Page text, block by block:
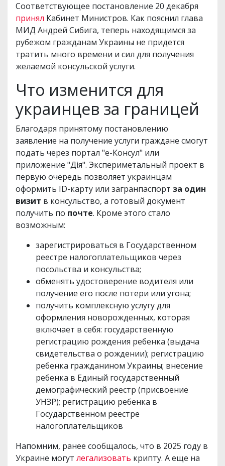
Соответствующее постановление 20 декабря
принял Кабинет Министров. Как пояснил глава
МИД Андрей Сибига, теперь находящимся за
рубежом гражданам Украины не придется
тратить много времени и сил для получения
желаемой консульской услуги.
Что изменится для
украинцев за границей
Благодаря принятому постановлению
заявление на получение услуги граждане смогут
подать через портал "е-Консул" или
приложение "Дія". Экспериметальный проект в
первую очередь позволяет украинцам
оформить ID-карту или загранпаспорт за один
визит в консульство, а готовый документ
получить по почте. Кроме этого стало
возможным:
зарегистрироваться в Государственном
реестре налогоплательщиков через
посольства и консульства;
обменять удостоверение водителя или
получение его после потери или угона;
получить комплексную услугу для
оформления новорожденных, которая
включает в себя: государственную
регистрацию рождения ребенка (выдача
свидетельства о рождении); регистрацию
ребенка гражданином Украины; внесение
ребенка в Единый государственный
демографический реестр (присвоение
УНЗР); регистрацию ребенка в
Государственном реестре
налогоплательщиков
Напомним, ранее сообщалось, что в 2025 году в
Украине могут легализовать крипту. А еще на